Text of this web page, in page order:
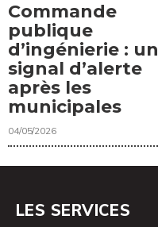
Commande
publique
d’ingénierie : un
signal d’alerte
après les
municipales
04/05/2026
LES SERVICES